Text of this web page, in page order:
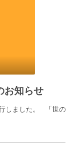
お知らせ
しました。 「世の